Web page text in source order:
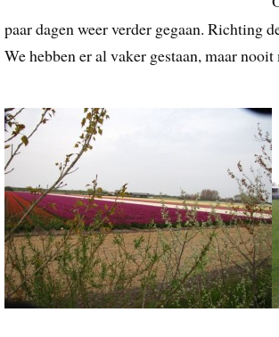
paar dagen weer verder gegaan. Richting
We hebben er al vaker gestaan, maar